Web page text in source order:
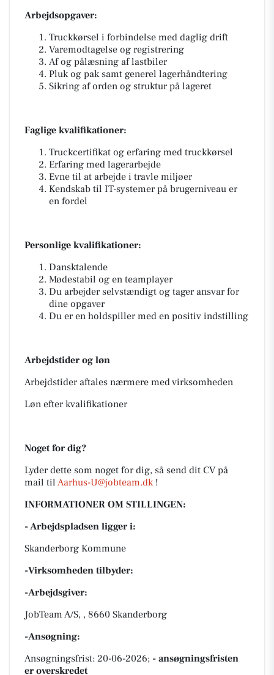
Arbejdsopgaver:
Truckkørsel i forbindelse med daglig drift
Varemodtagelse og registrering
Af og pålæsning af lastbiler
Pluk og pak samt generel lagerhåndtering
Sikring af orden og struktur på lageret
Faglige kvalifikationer:
Truckcertifikat og erfaring med truckkørsel
Erfaring med lagerarbejde
Evne til at arbejde i travle miljøer
Kendskab til IT-systemer på brugerniveau er
en fordel
Personlige kvalifikationer:
Dansktalende
Mødestabil og en teamplayer
Du arbejder selvstændigt og tager ansvar for
dine opgaver
Du er en holdspiller med en positiv indstilling
Arbejdstider og løn
Arbejdstider aftales nærmere med virksomheden
Løn efter kvalifikationer
Noget for dig?
Lyder dette som noget for dig, så send dit CV på
mail til Aarhus-U@jobteam.dk!
INFORMATIONER OM STILLINGEN:
- Arbejdspladsen ligger i:
Skanderborg Kommune
-Virksomheden tilbyder:
-Arbejdsgiver:
JobTeam A/S, , 8660 Skanderborg
-Ansøgning:
Ansøgningsfrist: 20-06-2026; - ansøgningsfristen
er overskredet